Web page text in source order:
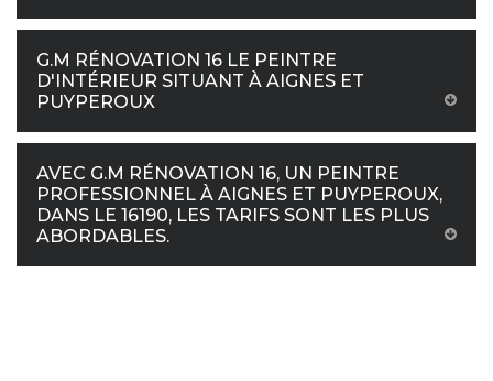
G.M RÉNOVATION 16 LE PEINTRE
D'INTÉRIEUR SITUANT À AIGNES ET
PUYPEROUX
AVEC G.M RÉNOVATION 16, UN PEINTRE
PROFESSIONNEL À AIGNES ET PUYPEROUX,
DANS LE 16190, LES TARIFS SONT LES PLUS
ABORDABLES.